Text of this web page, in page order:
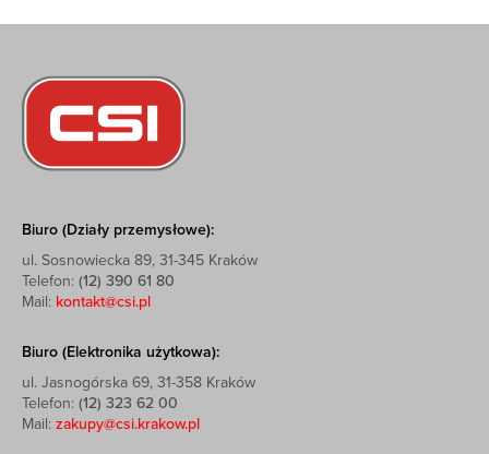
Biuro (Działy przemysłowe):
ul. Sosnowiecka 89, 31-345 Kraków
Telefon: (12) 390 61 80
Mail: kontakt@csi.pl
Biuro (Elektronika użytkowa):
ul. Jasnogórska 69, 31-358 Kraków
Telefon: (12) 323 62 00
Mail: zakupy@csi.krakow.pl